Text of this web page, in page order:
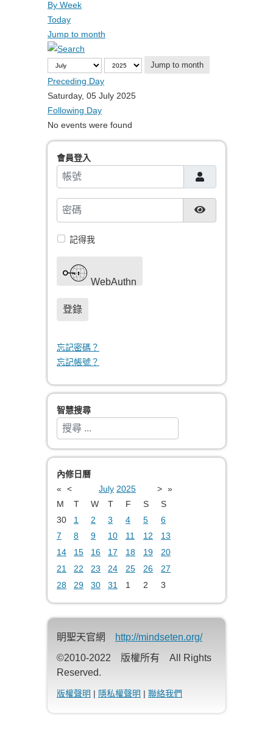
By Week
Today
Jump to month
Jump to month
Preceding Day
Saturday, 05 July 2025
Following Day
No events were found
會員登入
帳號
密碼 顯示密碼
記得我
WebAuthn
登錄
忘記密碼？
忘記帳號？
智慧搜尋
搜索
Type 2 or more characters for results.
內修日曆
«
< July 2025 > »
M
T W T F S
S
30
1 2 3 4 5
6
7
8 9 10 11 12
13
14
15 16 17 18 19
20
21
22 23 24 25 26
27
28
29 30 31 1 2 3
眀聖天官網
http://mindseten.org/
©2010-2022 版權所有 All Rights
Reserved.
版權聲明 | 隱私權聲明 | 聯絡我們